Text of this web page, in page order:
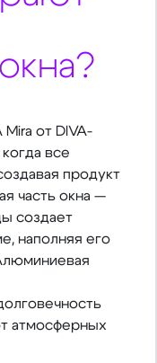
от DIVA-
все
продукт
часть окна —
создает
наполняя его
атмосферных